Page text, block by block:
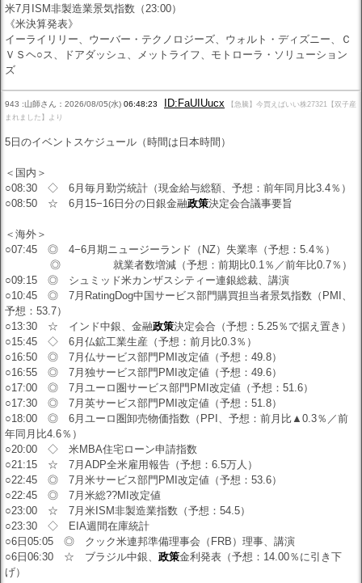
米7月ISM非製造業景気指数（23:00）
《米決算発表》
イーライリリー、ウーバー・テクノロジーズ、ウォルト・ディズニー、Ｃ
ＶＳヘ○ス、ドアダッシュ、メットライフ、モトローラ・ソリューション
ズ
943 :山師さん：2026/08/05(水) 06:48:23 ID:FaUIUucx
【急騰】今買えばいい株27321【双子産
まれました】より
5日のイベントスケジュール（時間は日本時間）
＜国内＞
○08:30 ◇ 6月毎月勤労統計（現金給与総額、予想：前年同月比3.4％）
○08:50 ☆ 6月15−16日分の日銀金融政策決定会合議事要旨
＜海外＞
○07:45 ◎ 4−6月期ニュージーランド（NZ）失業率（予想：5.4％）
◎ 就業者数増減（予想：前期比0.1％／前年比0.7％）
○09:15 ◎ シュミッド米カンザスシティー連銀総裁、講演
○10:45 ◎ 7月RatingDog中国サービス部門購買担当者景気指数（PMI、
予想：53.7）
○13:30 ☆ インド中銀、金融政策決定会合（予想：5.25％で据え置き）
○15:45 ◇ 6月仏鉱工業生産（予想：前月比0.3％）
○16:50 ◎ 7月仏サービス部門PMI改定値（予想：49.8）
○16:55 ◎ 7月独サービス部門PMI改定値（予想：49.6）
○17:00 ◎ 7月ユーロ圏サービス部門PMI改定値（予想：51.6）
○17:30 ◎ 7月英サービス部門PMI改定値（予想：51.8）
○18:00 ◎ 6月ユーロ圏卸売物価指数（PPI、予想：前月比▲0.3％／前
年同月比4.6％）
○20:00 ◇ 米MBA住宅ローン申請指数
○21:15 ☆ 7月ADP全米雇用報告（予想：6.5万人）
○22:45 ◎ 7月米サービス部門PMI改定値（予想：53.6）
○22:45 ◎ 7月米総??MI改定値
○23:00 ☆ 7月米ISM非製造業指数（予想：54.5）
○23:30 ◇ EIA週間在庫統計
○6日05:05 ◎ クック米連邦準備理事会（FRB）理事、講演
○6日06:30 ☆ ブラジル中銀、 政策金利発表（予想：14.00％に引き下
げ）